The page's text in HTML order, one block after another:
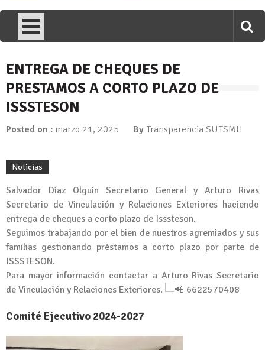
ENTREGA DE CHEQUES DE
PRESTAMOS A CORTO PLAZO DE
ISSSTESON
Posted on : marzo 21, 2025 By Transparencia SUTSMH
Noticias
Salvador Díaz Olguín Secretario General y Arturo Rivas
Secretario de Vinculación y Relaciones Exteriores haciendo
entrega de cheques a corto plazo de Isssteson.
Seguimos trabajando por el bien de nuestros agremiados y sus
familias gestionando préstamos a corto plazo por parte de
ISSSTESON.
Para mayor información contactar a Arturo Rivas Secretario
de Vinculación y Relaciones Exteriores.
6622570408
Comité Ejecutivo 2024-2027